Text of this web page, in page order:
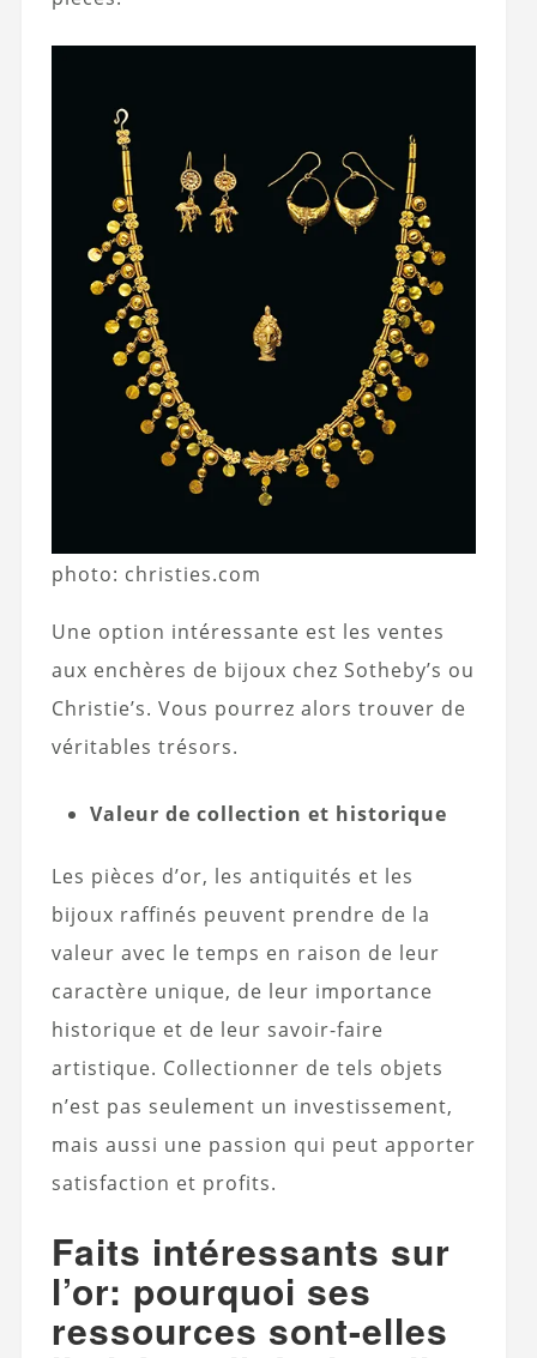
photo: christies.com
Une option intéressante est les ventes
aux enchères de bijoux chez Sotheby’s ou
Christie’s. Vous pourrez alors trouver de
véritables trésors.
Valeur de collection et historique
Les pièces d’or, les antiquités et les
bijoux raffinés peuvent prendre de la
valeur avec le temps en raison de leur
caractère unique, de leur importance
historique et de leur savoir-faire
artistique. Collectionner de tels objets
n’est pas seulement un investissement,
mais aussi une passion qui peut apporter
satisfaction et profits.
Faits intéressants sur
l’or: pourquoi ses
ressources sont-elles